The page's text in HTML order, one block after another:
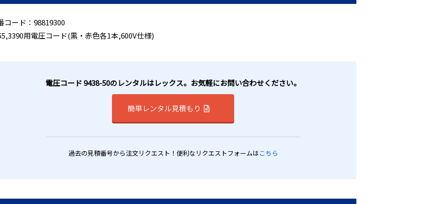
コード：98819300
用電圧コード(黒・赤色各1本,600V仕様)
電圧コード 9438-50のレンタルはレックス。お気軽にお問い合わせください。
簡単レンタル見積もり
過去の見積番号から注文リクエスト！便利なリクエストフォームはこちら